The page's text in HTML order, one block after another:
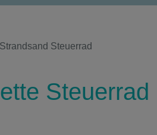
Strandsand Steuerrad
Steuerrad